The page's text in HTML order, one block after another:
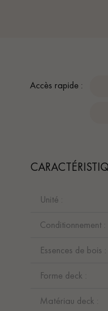
Accès rapide :
Unité :
Conditionnement :
Essences de bois :
Forme deck :
Matériau deck :